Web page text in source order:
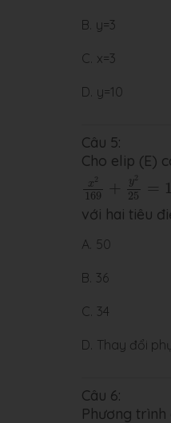
B. y=3
C. x=3
D. y=10
Câu 5:
Cho elip (E)
x2
169 + y2
25 = 1
2 + y 2 25
với hai tiêu
A. 50
B. 36
C. 34
D. Thay đổi
Câu 6:
Phương